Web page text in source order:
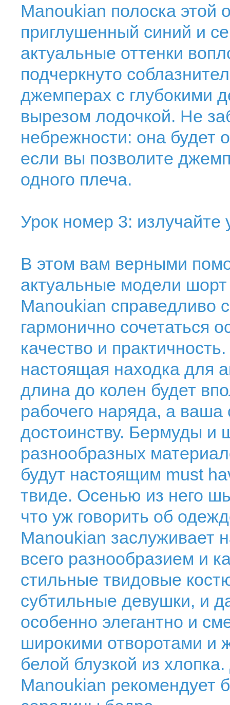
Manoukian полоска этой
приглушенный синий и
актуальные оттенки
подчеркнуто
джемперах с глубокими
вырезом лодочкой. Не
небрежности: она будет
если вы позволите
одного плеча.
Урок номер 3: излучайте
В этом вам верными
актуальные модели
Manoukian справедливо
гармонично сочетаться
качество и
настоящая находка для
длина до колен будет
рабочего наряда, а ваша
достоинству. Бермуды
разнообразных
будут настоящим must
твиде. Осенью из него
что уж говорить об
Manoukian заслуживает
всего разнообразием и
стильные твидовые
субтильные девушки, и
особенно элегантно и
широкими отворотами и
белой блузкой из
Manoukian рекомендует